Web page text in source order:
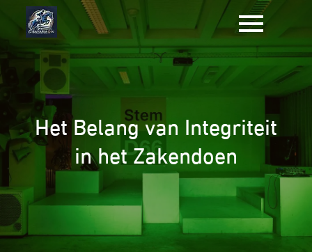
Het Belang van Integriteit
in het Zakendoen